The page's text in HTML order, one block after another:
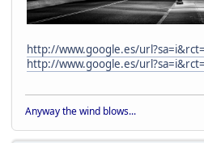
http://www.google.es/
http://www.google.es/
Anyway the wind blows...